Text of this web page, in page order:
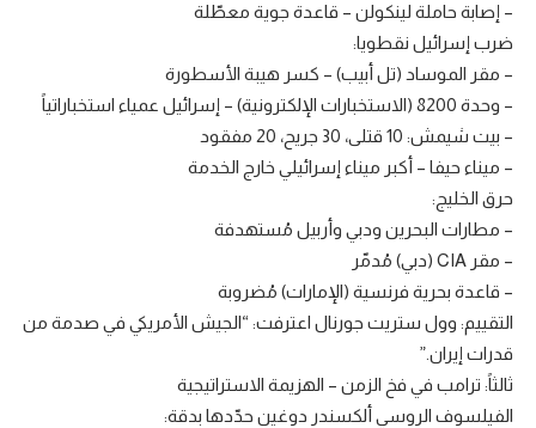
– إصابة حاملة لينكولن – قاعدة جوية معطّلة
ضرب إسرائيل نقطويا:
– مقر الموساد (تل أبيب) – كسر هيبة الأسطورة
– وحدة 8200 (الاستخبارات الإلكترونية) – إسرائيل عمياء استخباراتياً
– بيت شيمش: 10 قتلى، 30 جريح، 20 مفقود
– ميناء حيفا – أكبر ميناء إسرائيلي خارج الخدمة
حرق الخليج:
– مطارات البحرين ودبي وأربيل مُستهدفة
– مقر CIA (دبي) مُدمّر
– قاعدة بحرية فرنسية (الإمارات) مُضروبة
التقييم: وول ستريت جورنال اعترفت: “الجيش الأمريكي في صدمة من
قدرات إيران.”
ثالثاً: ترامب في فخ الزمن – الهزيمة الاستراتيجية
الفيلسوف الروسي ألكسندر دوغين حدّدها بدقة: